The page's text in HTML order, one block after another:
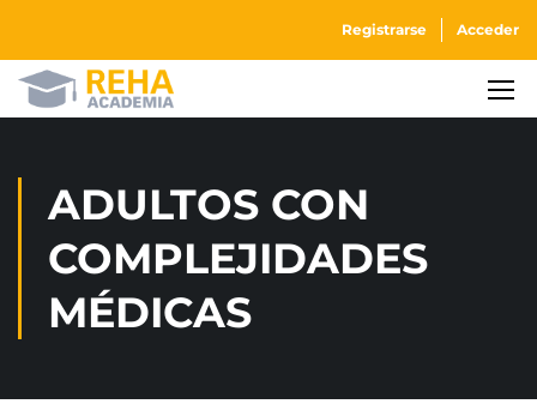
Registrarse Acceder
ADULTOS CON
COMPLEJIDADES
MÉDICAS